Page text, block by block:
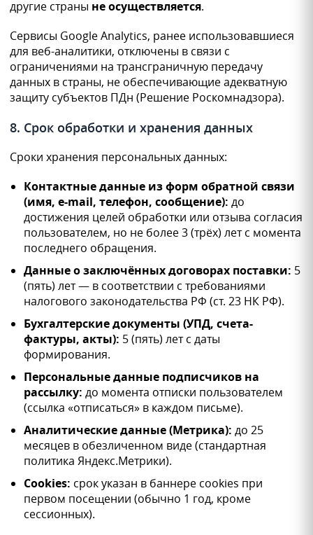
другие страны не осуществляется.
Сервисы Google Analytics, ранее использовавшиеся
для веб-аналитики, отключены в связи с
ограничениями на трансграничную передачу
данных в страны, не обеспечивающие адекватную
защиту субъектов ПДн (Решение Роскомнадзора).
8. Срок обработки и хранения данных
Сроки хранения персональных данных:
Контактные данные из форм обратной связи
(имя, e-mail, телефон, сообщение): до
достижения целей обработки или отзыва согласия
пользователем, но не более 3 (трёх) лет с момента
последнего обращения.
Данные о заключённых договорах поставки: 5
(пять) лет — в соответствии с требованиями
налогового законодательства РФ (ст. 23 НК РФ).
Бухгалтерские документы (УПД, счета-
фактуры, акты): 5 (пять) лет с даты
формирования.
Персональные данные подписчиков на
рассылку: до момента отписки пользователем
(ссылка «отписаться» в каждом письме).
Аналитические данные (Метрика): до 25
месяцев в обезличенном виде (стандартная
политика Яндекс.Метрики).
Cookies: срок указан в баннере cookies при
первом посещении (обычно 1 год, кроме
сессионных).